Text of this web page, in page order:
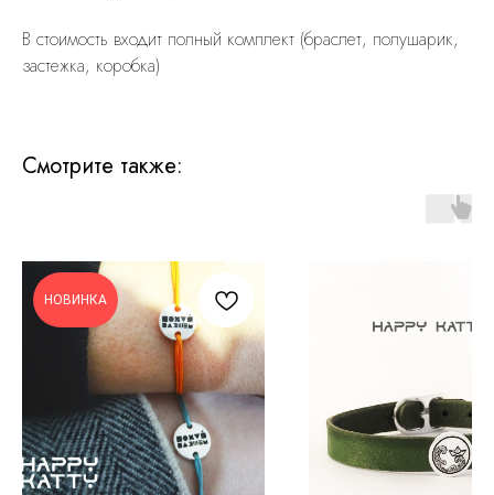
В стоимость входит полный комплект (браслет, полушарик,
застежка, коробка)
Смотрите также:
НОВИНКА